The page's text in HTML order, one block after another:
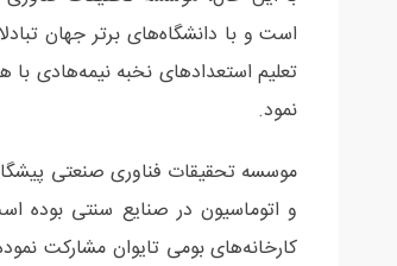
است و با دانشگاه‌های برتر جهان
نمود.
موسسه تحقیقات فناوری صنعتی
و اتوماسیون در صنایع سنتی بوده